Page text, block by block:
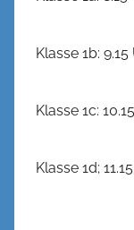
Klasse 1b: 9.15
Klasse 1c:
Klasse 1d;